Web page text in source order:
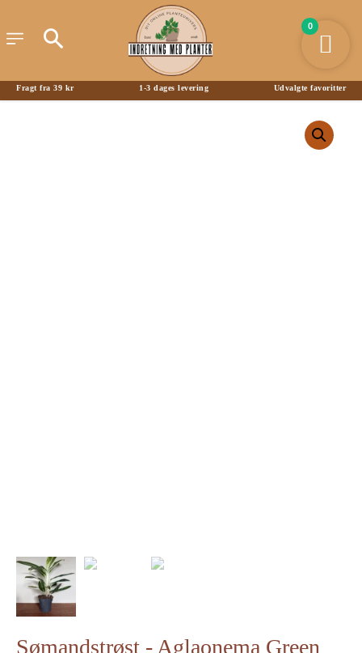
Fragt fra 39 kr 1-3 dages levering Udvalgte favoritter
Sømandstrøst - Aglaonema Green
0